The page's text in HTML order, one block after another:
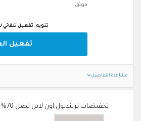
موثق
تنويه: تفعيل تلقائي
تفعيل
مشاهدة التفاصيل
تخفيضات ترينديول اون لاين تصل 70% مع كوبون ترينديول